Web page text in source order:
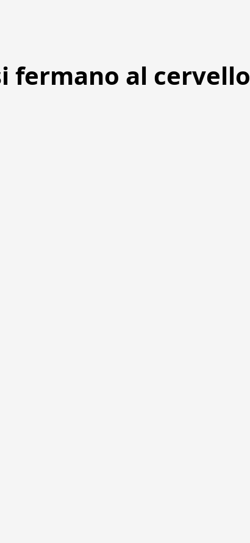
fermano al cervello